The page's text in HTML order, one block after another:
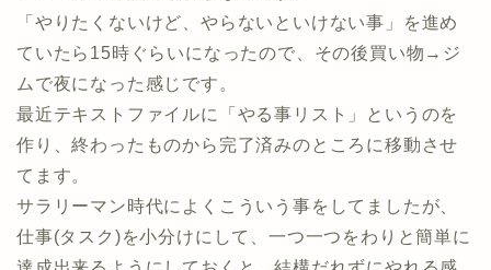
「やりたくないけど、やらないといけない事」を進め
ていたら15時ぐらいになったので、その後買い物→ジ
ムで夜になった感じです。
最近テキストファイルに「やる事リスト」というのを
作り、終わったものから完了済みのところに移動させ
てます。
サラリーマン時代によくこういう事をしてましたが、
仕事(タスク)を小分けにして、一つ一つをわりと簡単に